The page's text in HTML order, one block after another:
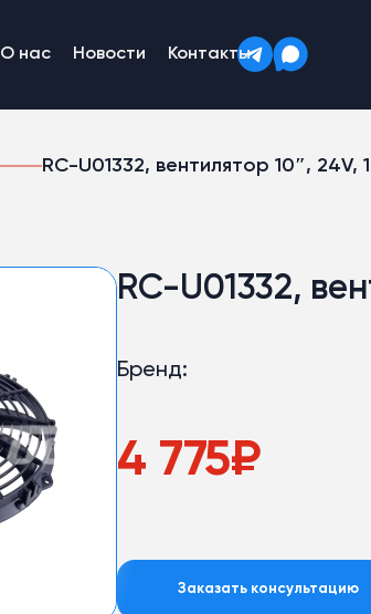
О нас Новости Контакты
RC-U01332, вентилятор 10″, 24V,
RC-U01332,
Бренд:
4 775₽
Заказать консультацию